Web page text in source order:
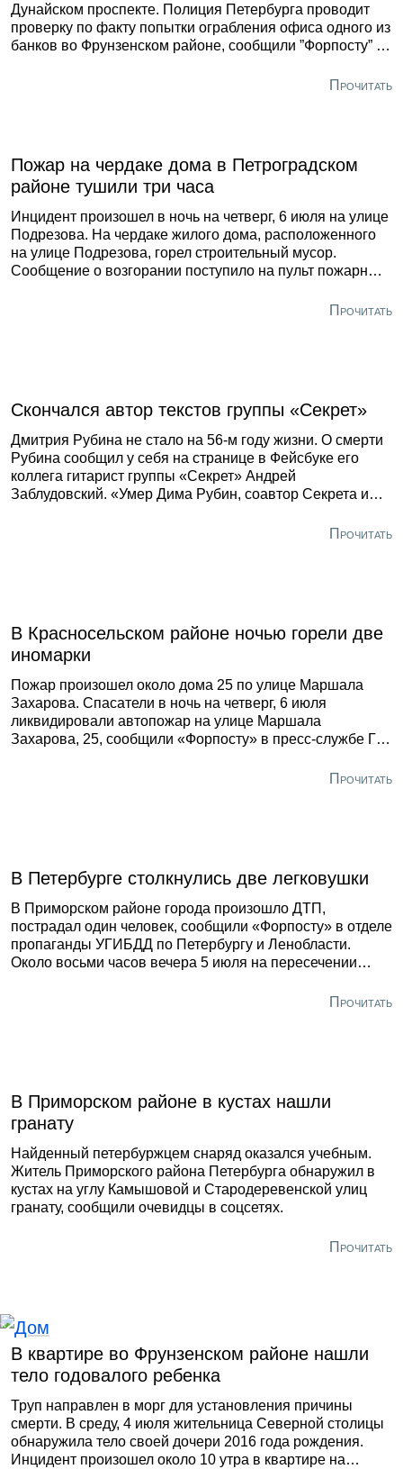
Дунайском проспекте. Полиция Петербурга проводит
проверку по факту попытки ограбления офиса одного из
банков во Фрунзенском районе, сообщили ”Форпосту” в
Прочитать
Пожар на чердаке дома в Петроградском
районе тушили три часа
Инцидент произошел в ночь на четверг, 6 июля на улице
Подрезова. На чердаке жилого дома, расположенного
на улице Подрезова, горел строительный мусор.
Сообщение о возгорании поступило на пульт пожарных
пресс-службе ГУ МЧС по Петербургу и Ленобласти.Прочитать
Скончался автор текстов группы «Секрет»
Дмитрия Рубина не стало на 56-м году жизни. О смерти
Рубина сообщил у себя на странице в Фейсбуке его
коллега гитарист группы «Секрет» Андрей
Заблудовский. «Умер Дима Рубин, соавтор Секрета и
комментариях к этой записи он сообщил причину смерти
Прочитать
В Красносельском районе ночью горели две
иномарки
Пожар произошел около дома 25 по улице Маршала
Захарова. Спасатели в ночь на четверг, 6 июля
ликвидировали автопожар на улице Маршала
Захарова, 25, сообщили «Форпосту» в пресс-службе ГУ
Прочитать
В Петербурге столкнулись две легковушки
В Приморском районе города произошло ДТП,
пострадал один человек, сообщили «Форпосту» в отделе
пропаганды УГИБДД по Петербургу и Ленобласти.
Около восьми часов вечера 5 июля на пересечении
столкнулись «Шкода Рапид» под управлением 41-Прочитать
В Приморском районе в кустах нашли
гранату
Найденный петербуржцем снаряд оказался учебным.
Житель Приморского района Петербурга обнаружил в
кустах на углу Камышовой и Стародеревенской улиц
гранату, сообщили очевидцы в соцсетях.
Прочитать
В квартире во Фрунзенском районе нашли
тело годовалого ребенка
Труп направлен в морг для установления причины
смерти. В среду, 4 июля жительница Северной столицы
обнаружила тело своей дочери 2016 года рождения.
Инцидент произошел около 10 утра в квартире на